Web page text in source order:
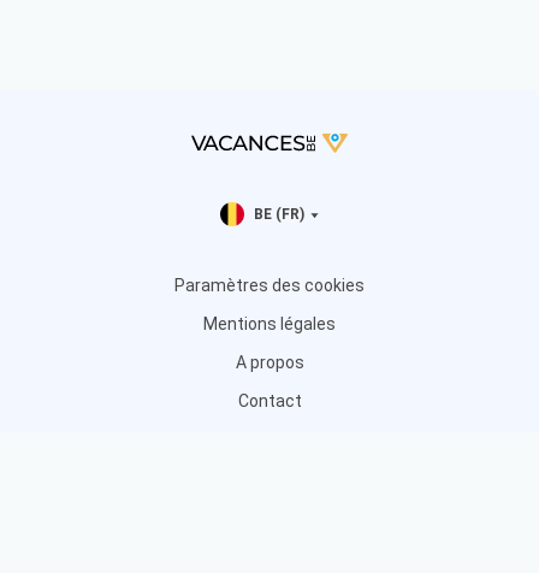
BE (FR)
Paramètres des cookies
Mentions légales
A propos
Contact